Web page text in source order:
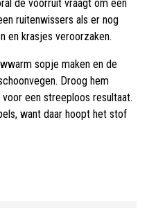
de voorruit vraagt om een
ruitenwissers als er nog
en krasjes veroorzaken.
sopje maken en de
Droog hem
een streeploos resultaat.
want daar hoopt het stof